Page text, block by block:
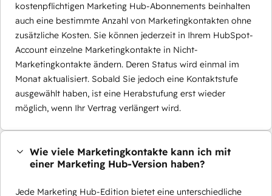
kostenpflichtigen Marketing Hub-Abonnements beinhalten
auch eine bestimmte Anzahl von Marketingkontakten ohne
zusätzliche Kosten. Sie können jederzeit in Ihrem HubSpot-
Account einzelne Marketingkontakte in Nicht-
Marketingkontakte ändern. Deren Status wird einmal im
Monat aktualisiert. Sobald Sie jedoch eine Kontaktstufe
ausgewählt haben, ist eine Herabstufung erst wieder
möglich, wenn Ihr Vertrag verlängert wird.
Wie viele Marketingkontakte kann ich mit
einer Marketing Hub-Version haben?
Jede Marketing Hub-Edition bietet eine unterschiedliche